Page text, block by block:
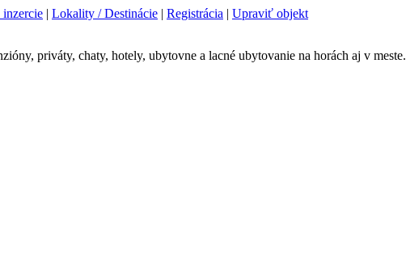
| Lokality / Destinácie | Registrácia | Upraviť objekt
priváty, chaty, hotely, ubytovne a lacné ubytovanie na horách aj v meste.